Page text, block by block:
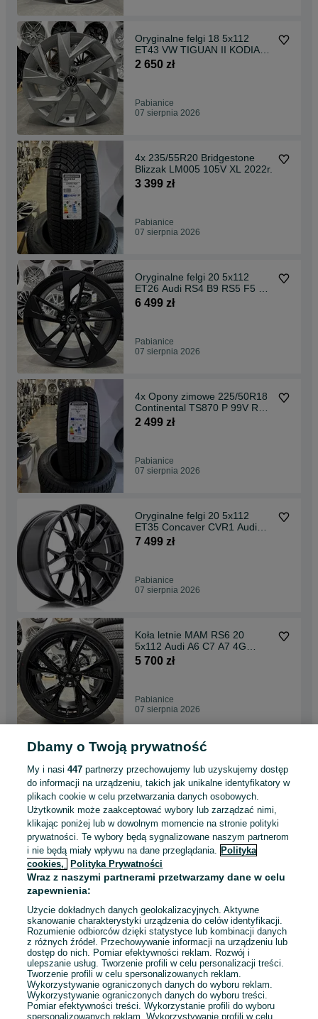
Oryginalne felgi 18 5x112
ET43 VW TIGUAN II KODIAQ
TARRACO 5NA601025AD
2 650 zł
Pabianice
07 sierpnia 2026
4x 235/55R20 Bridgestone
Blizzak LM005 105V XL 2022r.
3 399 zł
Pabianice
07 sierpnia 2026
Oryginalne felgi 20 5x112
ET26 Audi RS4 B9 RS5 F5 A5
A7 8W0/601025CN
6 499 zł
Pabianice
07 sierpnia 2026
4x Opony zimowe 225/50R18
Continental TS870 P 99V Rant
ochronny 2022r.
2 499 zł
Pabianice
07 sierpnia 2026
Oryginalne felgi 20 5x112
ET35 Concaver CVR1 Audi
Skoda VW BMW Mercede
7 499 zł
Pabianice
07 sierpnia 2026
Koła letnie MAM RS6 20
5x112 Audi A6 C7 A7 4G
Tracmax 255/35R20
5 700 zł
Pabianice
07 sierpnia 2026
Oryginalne felgi 18 5x112
ET45 VW T-Roc Tiguan Golf
Skoda Kodiaq
2 999 zł
Pabianice
07 sierpnia 2026
Oryginalne felgi aluminiowe 20
5x112 ET39 Audi Q5 A4 A6
Pabianice
07 sierpnia 2026
1 2 3 ... 94
Dbamy o Twoją prywatność
My i nasi447 partnerzy przechowujemy lub uzyskujemy dostęp
do informacji na urządzeniu, takich jak unikalne identyfikatory w
plikach cookie w celu przetwarzania danych osobowych.
Użytkownik może zaakceptować wybory lub zarządzać nimi,
klikając poniżej lub w dowolnym momencie na stronie polityki
prywatności. Te wybory będą sygnalizowane naszym partnerom
i nie będą miały wpływu na dane przeglądania. Polityka
cookies,
Polityka Prywatności
Wraz z naszymi partnerami przetwarzamy dane w celu
zapewnienia:
Użycie dokładnych danych geolokalizacyjnych. Aktywne
skanowanie charakterystyki urządzenia do celów identyfikacji.
Rozumienie odbiorców dzięki statystyce lub kombinacji danych
z różnych źródeł. Przechowywanie informacji na urządzeniu lub
dostęp do nich. Pomiar efektywności reklam. Rozwój i
ulepszanie usług. Tworzenie profili w celu personalizacji treści.
Tworzenie profili w celu spersonalizowanych reklam.
Wykorzystywanie ograniczonych danych do wyboru reklam.
Wykorzystywanie ograniczonych danych do wyboru treści.
Pomiar efektywności treści. Wykorzystanie profili do wyboru
spersonalizowanych reklam. Wykorzystywanie profili w celu